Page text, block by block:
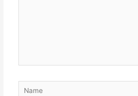
Name